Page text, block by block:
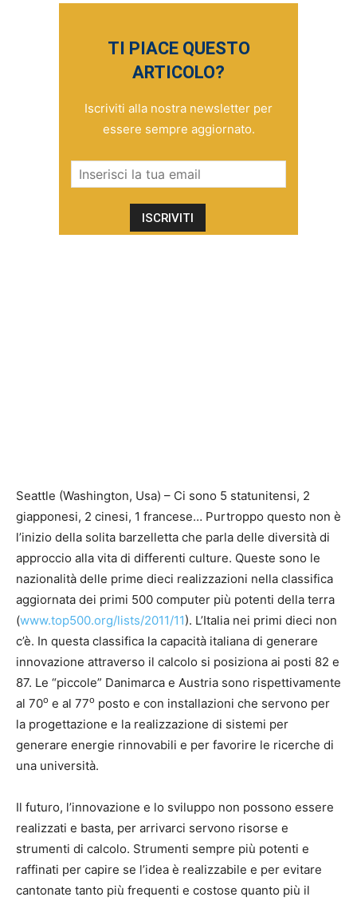
TI PIACE QUESTO
ARTICOLO?
Iscriviti alla nostra newsletter per
essere sempre aggiornato.
Seattle (Washington, Usa) – Ci sono 5 statunitensi, 2
giapponesi, 2 cinesi, 1 francese… Purtroppo questo non è
l’inizio della solita barzelletta che parla delle diversità di
approccio alla vita di differenti culture. Queste sono le
nazionalità delle prime dieci realizzazioni nella classifica
aggiornata dei primi 500 computer più potenti della terra
(www.top500.org/lists/2011/11). L’Italia nei primi dieci non
c’è. In questa classifica la capacità italiana di generare
innovazione attraverso il calcolo si posiziona ai posti 82 e
87. Le “piccole” Danimarca e Austria sono rispettivamente
al 70o e al 77o posto e con installazioni che servono per
la progettazione e la realizzazione di sistemi per
generare energie rinnovabili e per favorire le ricerche di
una università.
Il futuro, l’innovazione e lo sviluppo non possono essere
realizzati e basta, per arrivarci servono risorse e
strumenti di calcolo. Strumenti sempre più potenti e
raffinati per capire se l’idea è realizzabile e per evitare
cantonate tanto più frequenti e costose quanto più il